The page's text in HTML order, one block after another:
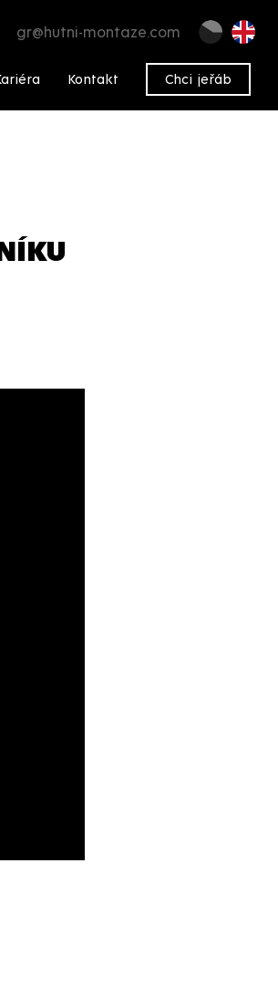
gr@hutni-montaze.com
Kontakt Chci jeřáb